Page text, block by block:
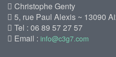
Christophe Genty
5, rue Paul Alexis ~ 13090
Tel : 06 89 57 27 57
Email : info@c3g7.com